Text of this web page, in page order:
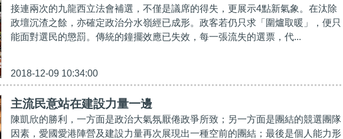
接連兩次的九龍西立法會補選，不僅是議席的得失，更展示4點新氣象。在汰除
政壇沉渣之餘，亦確定政治分水嶺經已成形。政客若仍只求「圍爐取暖」，便只
能面對選民的懲罰。傳統的鐘擺效應已失效，每一張流失的選票，代...
2018-12-09 10:34:00
主流民意站在建設力量一邊
陳凱欣的勝利，一方面是政治大氣氛厭倦政爭所致；另一方面是團結的競選團隊
因素，愛國愛港陣營及建設力量再次展現出一種空前的團結；最後是個人能力形